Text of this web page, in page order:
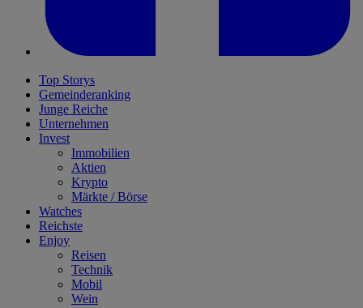
Top Storys
Gemeinderanking
Junge Reiche
Unternehmen
Invest
Immobilien
Aktien
Krypto
Märkte / Börse
Watches
Reichste
Enjoy
Reisen
Technik
Mobil
Wein